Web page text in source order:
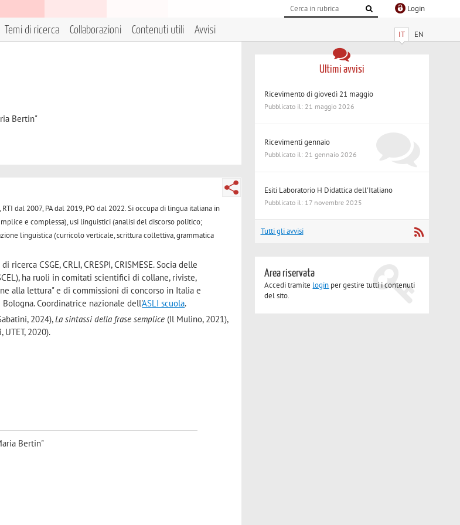
Login
IT EN
Temi di ricerca Collaborazioni Contenuti utili Avvisi
Bertin"
dal 2007, PA dal 2019, PO dal 2022. Si occupa di lingua italiana in
e complessa), usi linguistici (analisi del discorso politico;
linguistica (curricolo verticale, scrittura collettiva, grammatica
CSGE, CRLI, CRESPI, CRISMESE. Socia delle
ha ruoli in comitati scientifici di collane, riviste,
alla lettura" e di commissioni di concorso in Italia e
Coordinatrice nazionale dell'ASLI scuola.
2024),La sintassi della frase semplice (Il Mulino, 2021),
UTET, 2020).
Bertin"
Ultimi avvisi
Ricevimento di giovedì 21 maggio
Pubblicato il: 21 maggio 2026
Ricevimenti gennaio
Pubblicato il: 21 gennaio 2026
Esiti Laboratorio H Didattica dell'Italiano
Pubblicato il: 17 novembre 2025
Tutti gli avvisi
Area riservata
Accedi tramite login per gestire tutti i contenuti
del sito.